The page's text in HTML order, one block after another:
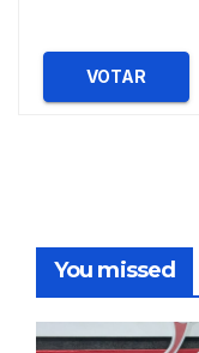
VOTAR
You missed